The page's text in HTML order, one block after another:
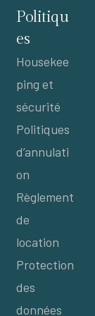
Politiqu
es
Housekee
ping et
sécurité
Politiques
d’annulati
on
Règlement
de
location
Protection
des
données